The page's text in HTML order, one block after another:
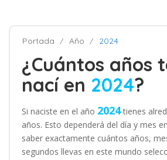
Portada Año 2024
¿Cuántos años
nací en 2024?
Si naciste en el año 2024tienes
años. Esto dependerá del día y mes
saber exactamente cuántos años,
segundos llevas en este mundo